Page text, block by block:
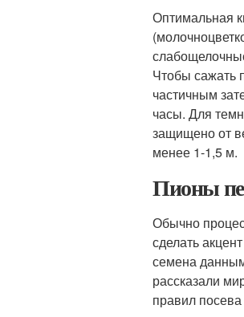
Оптимальная
Чтобы сажать
частичным
часы. Для
защищено от
менее 1-1,5 м.
Пионы
Обычно
сделать
семена
рассказали
правил